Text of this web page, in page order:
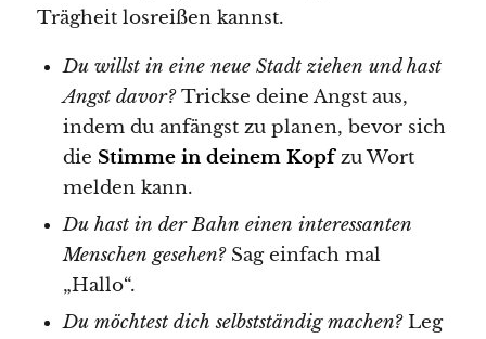
Trägheit losreißen kannst.
Du willst in eine neue Stadt ziehen und hast
Angst davor?Trickse deine Angst aus,
indem du anfängst zu planen, bevor sich
die Stimme in deinem Kopfzu Wort
melden kann.
Du hast in der Bahn einen interessanten
Menschen gesehen? Sag einfach mal
„Hallo“.
Du möchtest dich selbstständig machen?Leg